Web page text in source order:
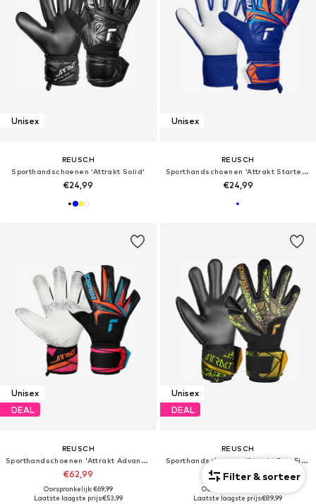
Unisex
REUSCH
Sporthandschoenen 'Attrakt Solid'
€24,99
Unisex
REUSCH
Sporthandschoenen 'Attrakt Starter Solid'
€24,99
Unisex
DEAL
REUSCH
Sporthandschoenen 'Attrakt Advance Evolution Glueprint'
€62,99
Oorspronkelijk: €69,99
Laatste laagste prijs:€53,99
Unisex
DEAL
REUSCH
Sporthandschoenen 'Attrakt Duo Finger Support'
€89,99
Oorspronkelijk: €139,99
Laatste laagste prijs:€89,99
Filter & sorteer